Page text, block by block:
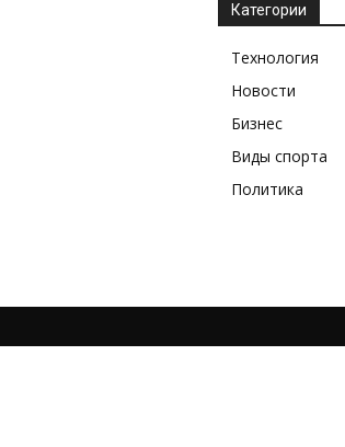
Категории
Технология
Новости
Бизнес
Виды спорта
Политика